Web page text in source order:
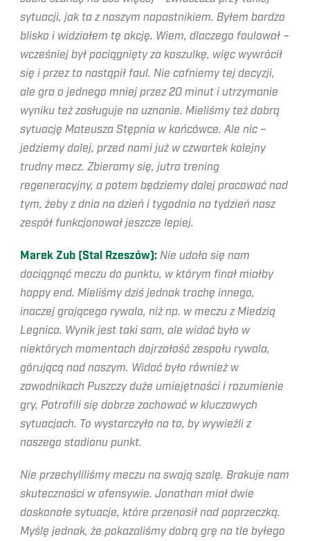
sytuacji, jak ta z naszym napastnikiem. Byłem bardzo
blisko i widziałem tę akcję. Wiem, dlaczego faulował –
wcześniej był pociągnięty za koszulkę, więc wywrócił
się i przez to nastąpił faul. Nie cofniemy tej decyzji,
ale gra o jednego mniej przez 20 minut i utrzymanie
wyniku też zasługuje na uznanie. Mieliśmy też dobrą
sytuację Mateusza Stępnia w końcówce. Ale nic –
jedziemy dalej, przed nami już w czwartek kolejny
trudny mecz. Zbieramy się, jutro trening
regeneracyjny, a potem będziemy dalej pracować nad
tym, żeby z dnia na dzień i tygodnia na tydzień nasz
zespół funkcjonował jeszcze lepiej.
Marek Zub (Stal Rzeszów): Nie udało się nam
dociągnąć meczu do punktu, w którym finał miałby
happy end. Mieliśmy dziś jednak trochę innego,
inaczej grającego rywala, niż np. w meczu z Miedzią
Legnica. Wynik jest taki sam, ale widać było w
niektórych momentach dojrzałość zespołu rywala,
górującą nad naszym. Widać było również w
zawodnikach Puszczy duże umiejętności i rozumienie
gry. Potrafili się dobrze zachować w kluczowych
sytuacjach. To wystarczyło na to, by wywieźli z
naszego stadionu punkt.
Nie przechyliliśmy meczu na swoją szalę. Brakuje nam
skuteczności w ofensywie. Jonathan miał dwie
doskonałe sytuacje, które przenosił nad poprzeczką.
Myślę jednak, że pokazaliśmy dobrą grę na tle byłego